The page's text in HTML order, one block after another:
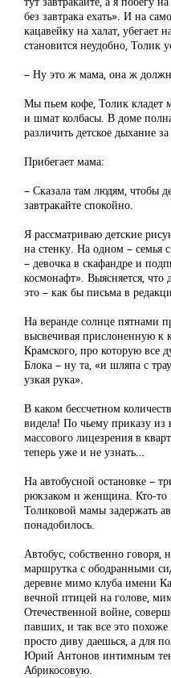
без завтрака ехать». И на
кацавейку на халат, убегает
становится неудобно, Толик
– Ну это ж мама, она ж
Мы пьем кофе, Толик кладет
и шмат колбасы. В доме
различить детское дыхание за
Прибегает мама:
– Сказала там людям, чтобы
завтракайте спокойно.
Я рассматриваю детские
на стенку. На одном – семья
– девочка в скафандре и
космонафт». Выясняется, что
это – как бы письма в
На веранде солнце пятнами
высвечивая прислоненную
Крамского, про которую все
Блока – ну та, «и шляпа с
узкая рука».
В каком бессчетном
видела! По чьему приказу из
массового лицезрения в
теперь уже и не узнать…
На автобусной остановке –
рюкзаком и женщина. Кто-то
Толиковой мамы задержать
понадобилось.
Автобус, собственно говоря,
маршрутка с ободранными
деревне мимо клуба имени
вечной птицей на голове,
Отечественной войне,
павших, и так все это
просто диву даешься, а для
Юрий Антонов интимным
Абрикосовую.